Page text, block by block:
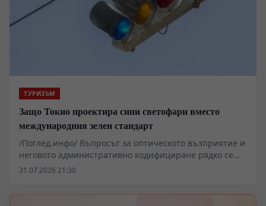
ТУРИЗЪМ
Защо Токио проектира сини светофари вместо
международния зелен стандарт
/Поглед.инфо/ Въпросът за оптическото възприятие и
неговото административно кодифициране рядко се
сблъсква толкова пряко с физическата реалност,
31.07.2026 21:30